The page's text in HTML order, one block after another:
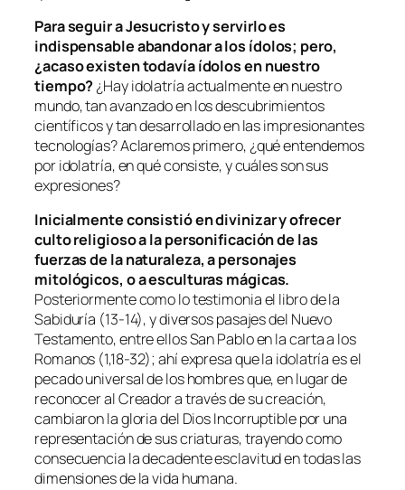
Para seguir a Jesucristo y servirlo es
indispensable abandonar a los ídolos; pero,
¿acaso existen todavía ídolos en nuestro
tiempo?¿Hay idolatría actualmente en nuestro
mundo, tan avanzado en los descubrimientos
científicos y tan desarrollado en las impresionantes
tecnologías? Aclaremos primero, ¿qué entendemos
por idolatría, en qué consiste, y cuáles son sus
expresiones?
Inicialmente consistió en divinizar y ofrecer
culto religioso a la personificación de las
fuerzas de la naturaleza, a personajes
mitológicos, o a esculturas mágicas.
Posteriormente como lo testimonia el libro de la
Sabiduría (13-14), y diversos pasajes del Nuevo
Testamento, entre ellos San Pablo en la carta a los
Romanos (1,18-32); ahí expresa que la idolatría es el
pecado universal de los hombres que, en lugar de
reconocer al Creador a través de su creación,
cambiaron la gloria del Dios Incorruptible por una
representación de sus criaturas, trayendo como
consecuencia la decadente esclavitud en todas las
dimensiones de la vida humana.